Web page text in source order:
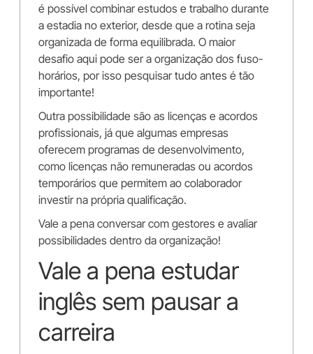
é possível combinar estudos e trabalho durante
a estadia no exterior, desde que a rotina seja
organizada de forma equilibrada. O maior
desafio aqui pode ser a organização dos fuso-
horários, por isso pesquisar tudo antes é tão
importante!
Outra possibilidade são as licenças e acordos
profissionais, já que algumas empresas
oferecem programas de desenvolvimento,
como licenças não remuneradas ou acordos
temporários que permitem ao colaborador
investir na própria qualificação.
Vale a pena conversar com gestores e avaliar
possibilidades dentro da organização!
Vale a pena estudar
inglês sem pausar a
carreira